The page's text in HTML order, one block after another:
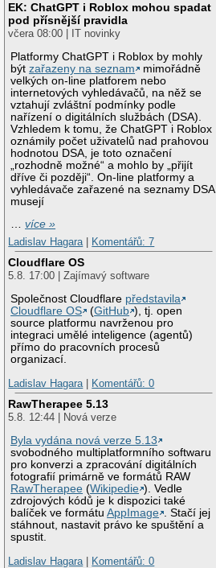
EK: ChatGPT i Roblox mohou spadat
pod přísnější pravidla
včera 08:00 | IT novinky
Platformy ChatGPT i Roblox by mohly
býtzařazeny na seznam
mimořádně
velkých on-line platforem nebo
internetových vyhledávačů, na něž se
vztahují zvláštní podmínky podle
nařízení o digitálních službách (DSA).
Vzhledem k tomu, že ChatGPT i Roblox
oznámily počet uživatelů nad prahovou
hodnotou DSA, je toto označení
„rozhodně možné“ a mohlo by „přijít
dříve či později“. On-line platformy a
vyhledávače zařazené na seznamy DSA
musejí
…více »
Ladislav Hagara
Komentářů: 7
Cloudflare OS
5.8. 17:00 | Zajímavý software
Společnost Cloudflare představila
Cloudflare OS
(GitHub ), tj. open
source platformu navrženou pro
integraci umělé inteligence (agentů)
přímo do pracovních procesů
organizací.
Ladislav Hagara
Komentářů: 0
RawTherapee 5.13
5.8. 12:44 | Nová verze
Byla vydána nová verze 5.13
svobodného multiplatformního softwaru
pro konverzi a zpracování digitálních
fotografií primárně ve formátů RAW
RawTherapee (Wikipedie ). Vedle
zdrojových kódů je k dispozici také
balíček ve formátuAppImage . Stačí jej
stáhnout, nastavit právo ke spuštění a
spustit.
Ladislav Hagara
Komentářů: 0